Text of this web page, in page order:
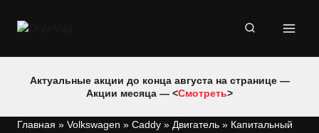
Актуальные акции до конца августа на странице —
Акции месяца — <Смотреть>
Главная » Volkswagen » Caddy » Двигатель » Капитальный